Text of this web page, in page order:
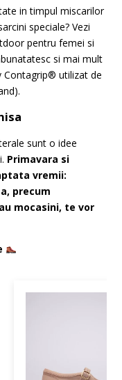
in timpul miscarilor
speciale? Vezi
pentru femei si
si mai mult
Contagrip® utilizat de
sunt o idee
Primavara si
vremii:
precum
mocasini, te vor